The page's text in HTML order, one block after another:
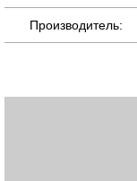
Производитель: